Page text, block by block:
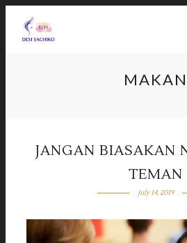
MAKAN
JANGAN BIASAKAN
TEMAN
July 14, 2019